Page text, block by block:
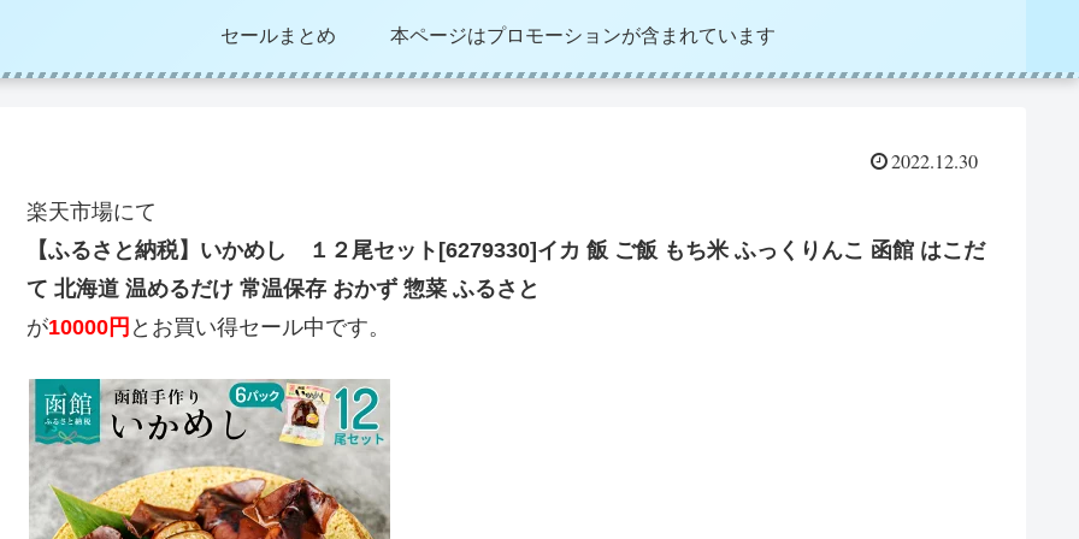
セールまとめ 本ページはプロモーションが含まれています
2022.12.30
楽天市場にて
【ふるさと納税】いかめし １２尾セット[6279330]イカ 飯 ご飯 もち米 ふっくりんこ 函館 はこだ
て 北海道 温めるだけ 常温保存 おかず 惣菜 ふるさと
が10000円 とお買い得セール中です。